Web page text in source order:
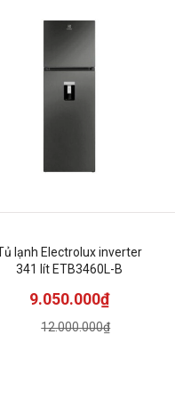
lạnh Electrolux inverter
341 lít ETB3460L-B
9.050.000₫
12.000.000₫